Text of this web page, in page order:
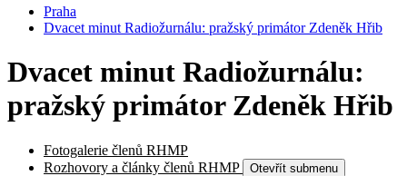
Praha
Dvacet minut Radiožurnálu: pražský primátor Zdeněk Hřib
Dvacet minut Radiožurnálu:
pražský primátor Zdeněk Hřib
Fotogalerie členů RHMP
Rozhovory a články členů RHMP
Otevřít submenu